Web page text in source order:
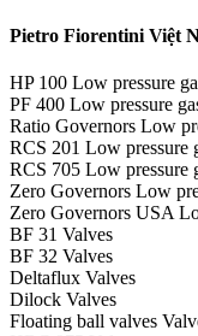
Pietro Fiorentini Việt
HP 100 Low pressure
PF 400 Low pressure
Ratio Governors Low
RCS 201 Low pressure
RCS 705 Low pressure
Zero Governors Low
Zero Governors USA
BF 31 Valves
BF 32 Valves
Deltaflux Valves
Dilock Valves
Floating ball valves